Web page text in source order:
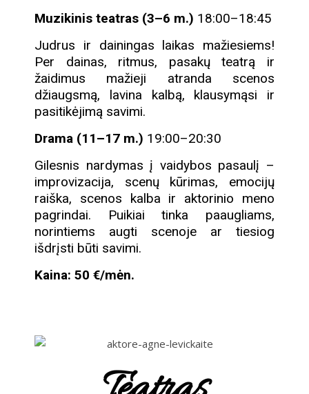
Muzikinis teatras (3–6 m.) 18:00–18:45
Judrus ir dainingas laikas mažiesiems!
Per dainas, ritmus, pasakų teatrą ir
žaidimus mažieji atranda scenos
džiaugsmą, lavina kalbą, klausymąsi ir
pasitikėjimą savimi.
Drama (11–17 m.) 19:00–20:30
Gilesnis nardymas į vaidybos pasaulį –
improvizacija, scenų kūrimas, emocijų
raiška, scenos kalba ir aktorinio meno
pagrindai. Puikiai tinka paaugliams,
norintiems augti scenoje ar tiesiog
išdrįsti būti savimi.
Kaina: 50 €/mėn.